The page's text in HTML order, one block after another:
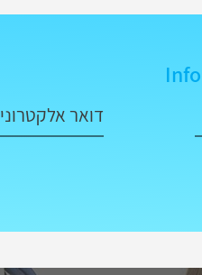
Info
דואר אלקטרוני